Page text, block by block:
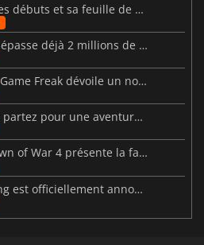
MARVEL Tōkon dévoile ses débuts et sa feuille de route
Resident Evil: Veronica dépasse déjà 2 millions de wishlists
Beast of Reincarnation : Game Freak dévoile un nouveau pari
Big Walk est disponible : partez pour une aventure entre amis
Warhammer 40 000 : Dawn of War 4 présente la faction des Nécrons
Le DLC Nioh 3 : Hell Rising est officiellement annoncé